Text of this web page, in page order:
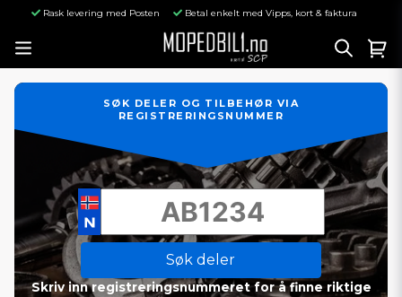
Rask levering med Posten Betal enkelt med Vipps, kort & faktura
SØK DELER OG TILBEHØR VIA
REGISTRERINGSNUMMER
Søk deler
Skriv inn registreringsnummeret for å finne riktige